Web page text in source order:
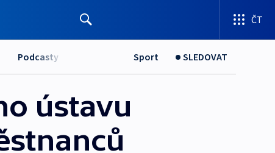
ČT
Podcasty Sport SLEDOVAT
ústavu